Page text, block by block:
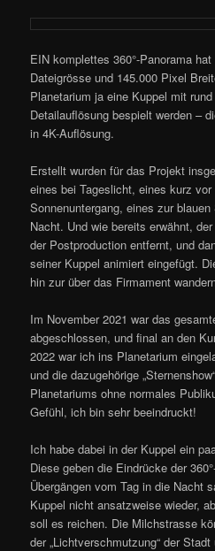
EIN komplettes 360°-Panorama
Dateigrösse und 145.000 Pixel
Planetarium ja eine Kuppel mit
Detailauflösung bespielt werden –
in 4K-Auflösung.
Erstellt wurden für das Projekt
eines bei Tageslicht, eines kurz
Sonnenuntergang, eines zur
Nacht. Und wie bereits erwähnt,
der Postproduction entfernt, und
seiner Kuppel animiert eingefügt.
hin zur über das Firmament
Im November 2021 war das
abgeschlossen, und final an den
2022 war ich ins Planetarium
und die dazugehörige
Planetariums ohne normales
Gefühl, ich bin sehr beeindruckt!
Ich habe dabei in der Kuppel ein
Diese geben die Eindrücke der
Übergängen vom Tag in die Nacht
Kuppel nicht ansatzweise wieder,
soll es reichen. Die Milchstrasse
der „Lichtverschmutzung“ der